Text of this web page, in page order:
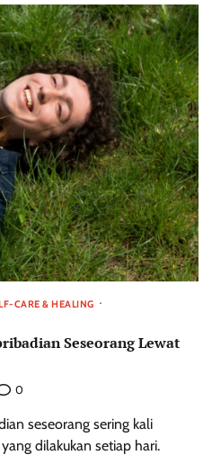
CARE & HEALING
Seseorang Lewat
0
seseorang sering kali
dilakukan setiap hari.